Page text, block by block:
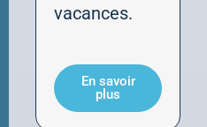
vacances.
En savoir
plus